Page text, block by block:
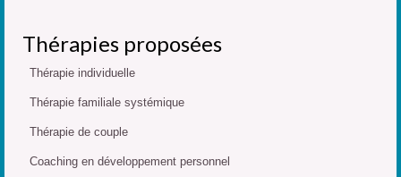
Thérapies proposées
Thérapie individuelle
Thérapie familiale systémique
Thérapie de couple
Coaching en développement personnel